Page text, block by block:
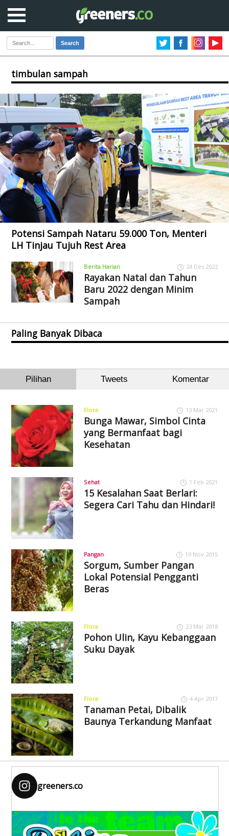
Search
timbulan sampah
Potensi Sampah Nataru 59.000 Ton, Menteri
LH Tinjau Tujuh Rest Area
Berita Harian 24 Des 2022
Rayakan Natal dan Tahun
Baru 2022 dengan Minim
Sampah
Paling Banyak Dibaca
Pilihan Tweets Komentar
Flora 13 Mar 2021
Bunga Mawar, Simbol Cinta
yang Bermanfaat bagi
Kesehatan
Sehat 1 Feb 2021
15 Kesalahan Saat Berlari:
Segera Cari Tahu dan Hindari!
Pangan 10 Nov 2015
Sorgum, Sumber Pangan
Lokal Potensial Pengganti
Beras
Flora 23 Mar 2018
Pohon Ulin, Kayu Kebanggaan
Suku Dayak
Flora 4 Apr 2017
Tanaman Petai, Dibalik
Baunya Terkandung Manfaat
greeners.co